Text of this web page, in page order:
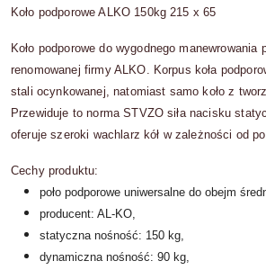
Koło podporowe ALKO 150kg 215 x 65
Koło podporowe do wygodnego manewrowania
renomowanej firmy ALKO. Korpus koła
stali ocynkowanej, natomiast samo koło z
Przewiduje to norma STVZO siła nacisku
oferuje szeroki wachlarz kół w zależności od
Cechy produktu:
poło podporowe uniwersalne do obejm
producent: AL-KO,
statyczna nośność: 150 kg,
dynamiczna nośność: 90 kg,